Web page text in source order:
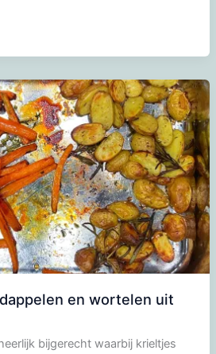
en wortelen uit
bijgerecht waarbij krieltjes